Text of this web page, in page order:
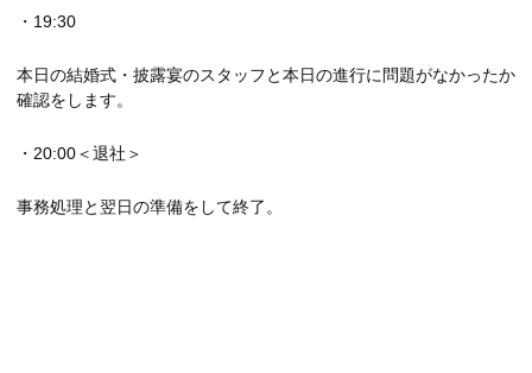
・19:30
本日の結婚式・披露宴のスタッフと本日の進行に問題がなかったか
確認をします。
・20:00＜退社＞
事務処理と翌日の準備をして終了。